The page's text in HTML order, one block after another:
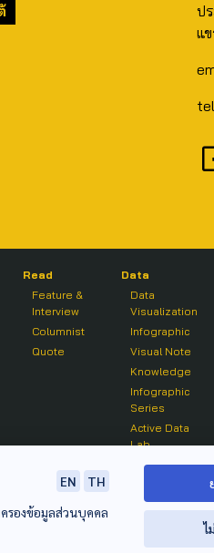
ป
แ
Read
Feature &
Interview
Columnist
Quote
Data
Data
Visualization
Infographic
Visual Note
Knowledge
Infographic
Series
Active Data
Lab
EN
TH
รองข้อมูลส่วนบุคคล
ไ